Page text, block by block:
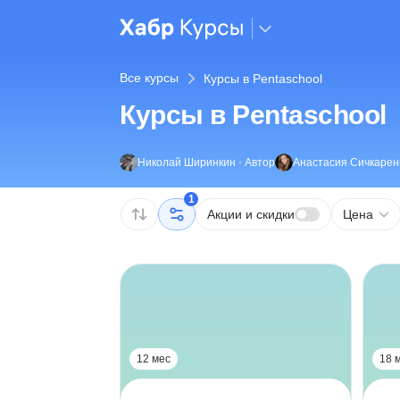
Все курсы Курсы в Pentaschool
Курсы в Pentaschool
Николай Ширинкин • Автор Анастасия
1
Акции и скидки Цена
12 мес 18